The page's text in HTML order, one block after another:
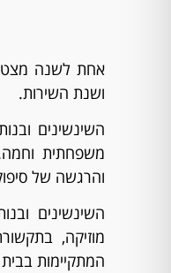
ושנת השירות.
השינשינים
משפחתית
והרגשה של
השינשינים
מוזיקה,
המתקיימות